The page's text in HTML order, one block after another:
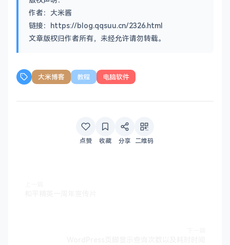
作者：大米酱
链接：https://blog.qqsuu.cn/2326.html
文章版权归作者所有，未经允许请勿转载。
大米博客 教程 电脑软件
点赞 收藏 分享 二维码